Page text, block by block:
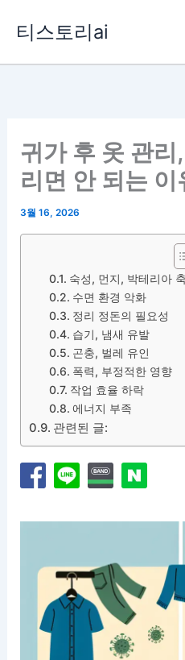
티스토리ai
귀가 후 옷 관
리면 안 되는 이
3월 16, 2026
숙성, 먼지, 박테리아
수면 환경 악화
정리 정돈의 필요성
습기, 냄새 유발
곤충, 벌레 유인
폭력, 부정적한 영향
작업 효율 하락
에너지 부족
관련된 글: